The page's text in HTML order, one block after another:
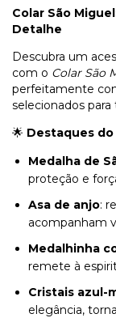
Colar São
Detalhe
Descubra um
com o Colar São
perfeitamente
selecionados
🌟 Destaques
Medalha de
proteção e
Asa de anjo:
acompanham
Medalhinha
remete à
Cristais azul-
elegância,